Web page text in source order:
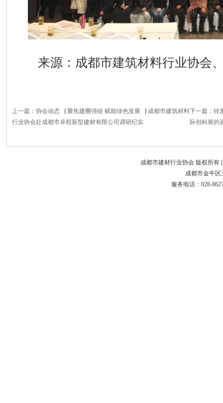
来源：成都市建筑材料行业协会
上一篇： 协会动态▕ 聚焦建圈强链 赋能绿色发展▕ 成都市建筑材料
行业协会赴成都市卓程新型建材有限公司调研纪实
下一篇： 转
际创科展的
成都市建材行业协会 版权所有
成都市金牛区
服务电话：028-